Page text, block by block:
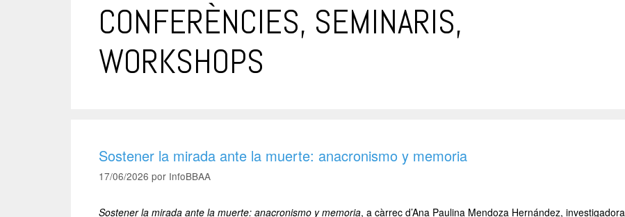
CONFERÈNCIES, SEMINARIS,
WORKSHOPS
Sostener la mirada ante la muerte: anacronismo y memoria
17/06/2026 por InfoBBAA
Sostener la mirada ante la muerte: anacronismo y memoria, a càrrec d’Ana Paulina Mendoza Hernández, investigadora